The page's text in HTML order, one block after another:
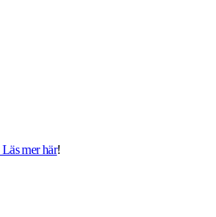
Läs mer här!